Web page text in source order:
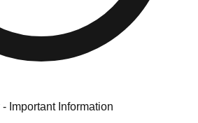
Important Information